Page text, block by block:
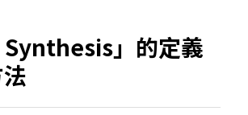
Synthesis」的定義